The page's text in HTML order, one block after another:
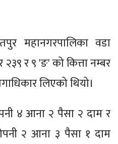
महानगरपालिका वडा
र ९ 'ङ' को कित्ता नम्बर
लिएको थियो।
४ आना २ पैसा २ दाम र
२ आना ३ पैसा १ दाम